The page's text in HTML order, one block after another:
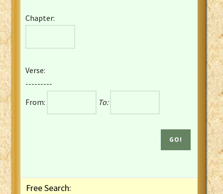
English YLT 1898 Bible
French Darby Bible
French Louis Segond Bible
Gaelic (Manx) Selections
Gaelic (Scottish) Mark
Chapter:
Verse:
---------
From:
To:
Free Search: